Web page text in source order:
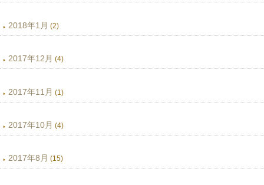
2018年1月 (2)
2017年12月 (4)
2017年11月 (1)
2017年10月 (4)
2017年8月 (15)